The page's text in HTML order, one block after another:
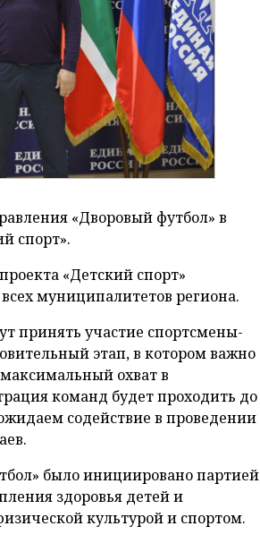
«Дворовый футбол» в
спорт».
«Детский спорт»
муниципалитетов региона.
принять участие спортсмены-
этап, в котором важно
охват в
команд будет проходить до
содействие в проведении
было инициировано партией
здоровья детей и
культурой и спортом.